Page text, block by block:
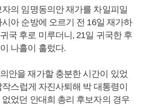
의 임명동의안 재가를 차일피일
아 순방에 오르기 전 16일 재가하
국 후로 미루더니, 21일 귀국한 후
나흘이 흘렀다.
안을 재가할 충분한 시간이 있었
스럽게 자진사퇴해 박 대통령이
었던 안대희 총리 후보자의 경우